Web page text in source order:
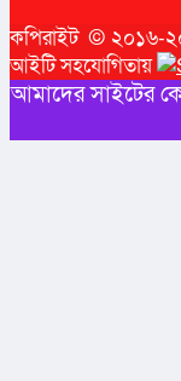
কপিরাইট © ২০১৬-
আইটি সহযোগিতায়
আমাদের সাইটের